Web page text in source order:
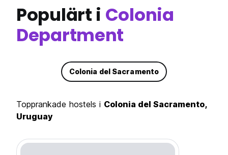
Populärt i Colonia
Department
Colonia del Sacramento
Topprankade hostels i Colonia del Sacramento,
Uruguay